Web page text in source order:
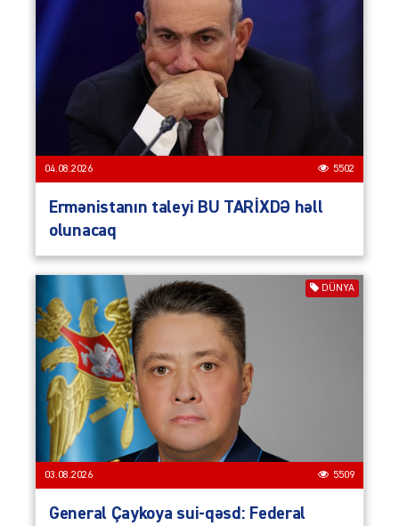
04.08.2026 5502
Ermənistanın taleyi BU TARİXDƏ həll
olunacaq
DÜNYA
03.08.2026 5509
General Çaykoya sui-qəsd: Federal